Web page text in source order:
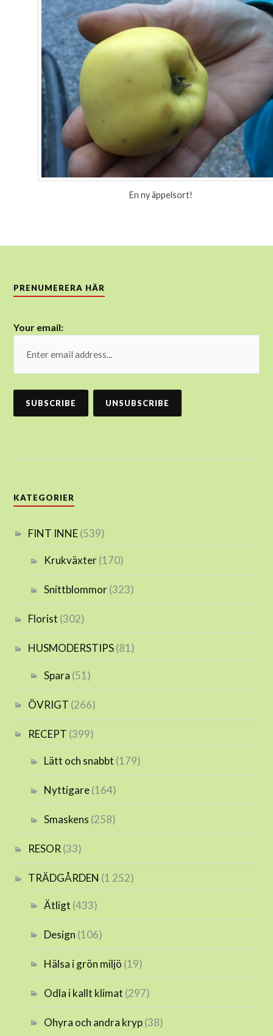
En ny äppelsort!
PRENUMERERA HÄR
Your email:
KATEGORIER
FINT INNE(539)
Krukväxter(170)
Snittblommor(323)
Florist (302)
HUSMODERSTIPS(81)
Spara (51)
ÖVRIGT (266)
RECEPT (399)
Lätt och snabbt (179)
Nyttigare(164)
Smaskens (258)
RESOR (33)
TRÄDGÅRDEN (1 252)
Ätligt (433)
Design (106)
Hälsa i grön miljö (19)
Odla i kallt klimat (297)
Ohyra och andra kryp(38)